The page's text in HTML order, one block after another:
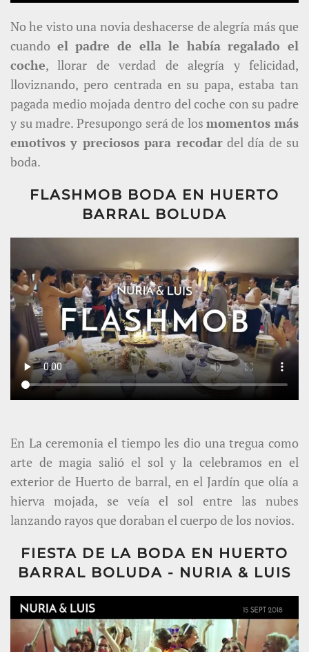
No he visto una novia deshacerse de alegría más que
cuando el padre de ella le había regalado el
coche, llorar de verdad de alegría y felicidad,
lloviznando, pero centrada en su papa, estaba tan
pagada medio mojada dentro del coche con su padre
y su madre. Presupongo será de losmomentos más
emotivos y preciosos para recodardel día de su
boda.
FLASHMOB BODA EN HUERTO
BARRAL BOLUDA
En La ceremonia el tiempo les dio una tregua como
arte de magia salió el sol y la celebramos en el
exterior de Huerto de barral, en el Jardín que olía a
hierva mojada, se veía el sol entre las nubes
lanzando rayos que doraban el cuerpo de los novios.
FIESTA DE LA BODA EN HUERTO
BARRAL BOLUDA - NURIA & LUIS